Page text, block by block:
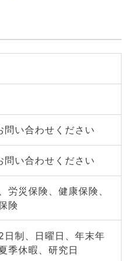
血液内科、外科系
療科、健診・人間
・ＩＣＵ、病理
、膠原病科、スポ
大腸・肛門外科、
脊椎外科
問い合わせください
問い合わせください
労災保険、健康保険、
険
日制、日曜日、年末年
季休暇、研究日